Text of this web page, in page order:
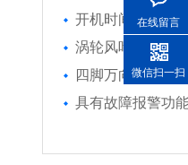
开机时间自由设定
涡轮风叶除湿更强劲
四脚万向轮，移
具有故障报警功能
在线留言
微信扫一扫